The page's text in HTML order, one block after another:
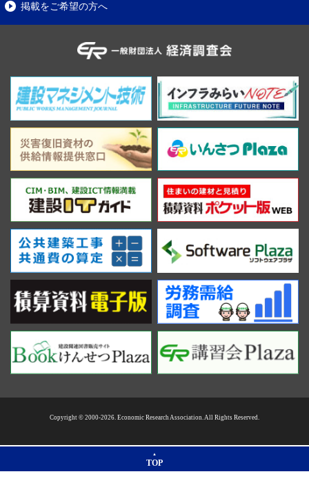
掲載をご希望の方へ
Copyright © 2000-2026. Economic Research Association. All Rights Reserved.
TOP